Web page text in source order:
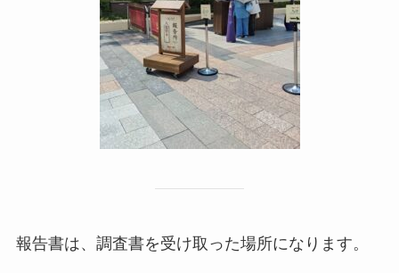
報告書は、調査書を受け取った場所になります。